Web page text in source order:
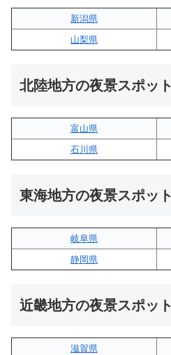
新潟県
山梨県
北陸地方の夜景スポット
富山県
石川県
東海地方の夜景スポット
岐阜県
静岡県
近畿地方の夜景スポット
滋賀県